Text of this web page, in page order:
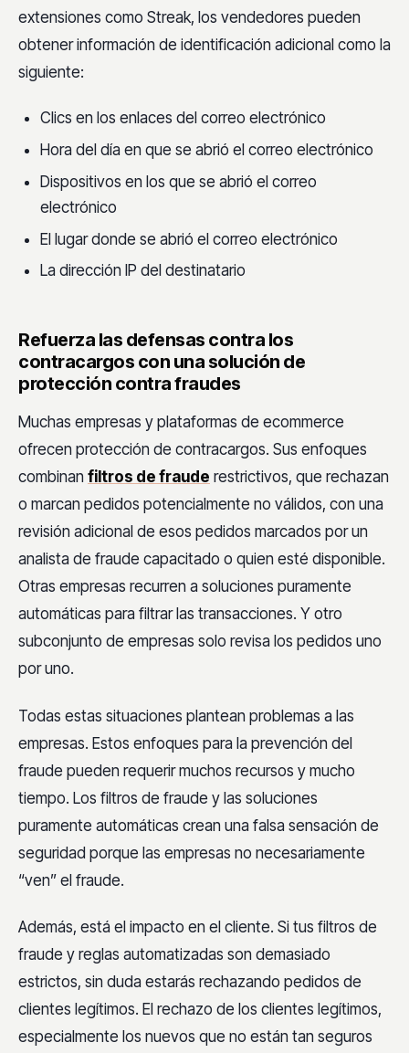
extensiones como Streak, los vendedores pueden
obtener información de identificación adicional como la
siguiente:
Clics en los enlaces del correo electrónico
Hora del día en que se abrió el correo electrónico
Dispositivos en los que se abrió el correo
electrónico
El lugar donde se abrió el correo electrónico
La dirección IP del destinatario
Refuerza las defensas contra los
contracargos con una solución de
protección contra fraudes
Muchas empresas y plataformas de ecommerce
ofrecen protección de contracargos. Sus enfoques
combinan filtros de fraude restrictivos, que rechazan
o marcan pedidos potencialmente no válidos, con una
revisión adicional de esos pedidos marcados por un
analista de fraude capacitado o quien esté disponible.
Otras empresas recurren a soluciones puramente
automáticas para filtrar las transacciones. Y otro
subconjunto de empresas solo revisa los pedidos uno
por uno.
Todas estas situaciones plantean problemas a las
empresas. Estos enfoques para la prevención del
fraude pueden requerir muchos recursos y mucho
tiempo. Los filtros de fraude y las soluciones
puramente automáticas crean una falsa sensación de
seguridad porque las empresas no necesariamente
“ven” el fraude.
Además, está el impacto en el cliente. Si tus filtros de
fraude y reglas automatizadas son demasiado
estrictos, sin duda estarás rechazando pedidos de
clientes legítimos. El rechazo de los clientes legítimos,
especialmente los nuevos que no están tan seguros